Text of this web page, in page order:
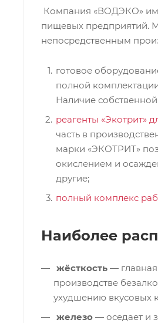
Компания «ВОДЭКО»
пищевых предприятий.
непосредственным
готовое
полной
Наличие
реагенты «Экотрит»
часть в
марки «ЭКОТРИТ»
окислением и
другие;
полный комплекс
Наиболее
жёсткость —
производстве
ухудшению вкусовых
железо — оседает и